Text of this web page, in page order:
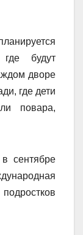
будут
дворе
где дети
повара,
сентябре